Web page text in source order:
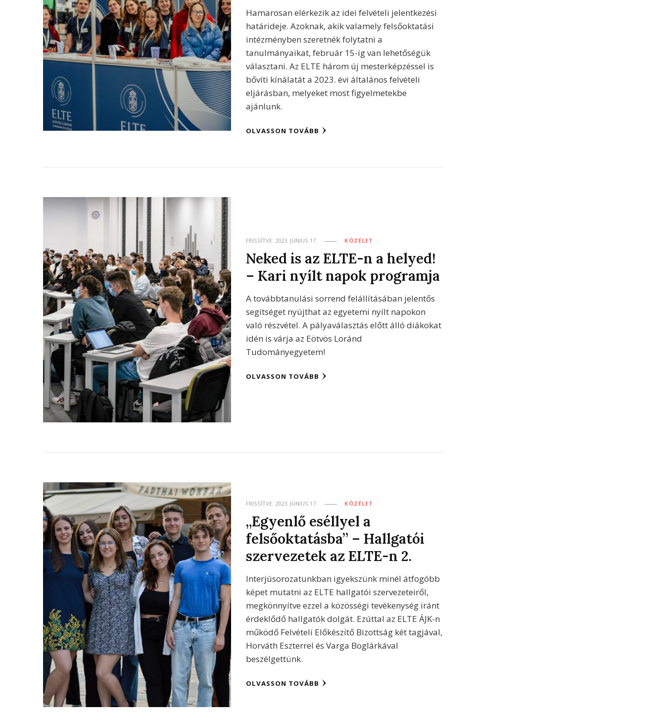
Hamarosan elérkezik az idei felvételi jelentkezési
határideje. Azoknak, akik valamely felsőoktatási
intézményben szeretnék folytatni a
tanulmányaikat, február 15-ig van lehetőségük
választani. Az ELTE három új mesterképzéssel is
bővíti kínálatát a 2023. évi általános felvételi
eljárásban, melyeket most figyelmetekbe
ajánlunk.
OLVASSON TOVÁBB
FRISSÍTVE: 2023. JÚNIUS 17. KÖZÉLET
Neked is az ELTE-n a helyed!
– Kari nyílt napok programja
A továbbtanulási sorrend felállításában jelentős
segítséget nyújthat az egyetemi nyílt napokon
való részvétel. A pályaválasztás előtt álló diákokat
idén is várja az Eötvös Loránd
Tudományegyetem!
OLVASSON TOVÁBB
FRISSÍTVE: 2023. JÚNIUS 17. KÖZÉLET
„Egyenlő eséllyel a
felsőoktatásba” – Hallgatói
szervezetek az ELTE-n 2.
Interjúsorozatunkban igyekszünk minél átfogóbb
képet mutatni az ELTE hallgatói szervezeteiről,
megkönnyítve ezzel a közösségi tevékenység iránt
érdeklődő hallgatók dolgát. Ezúttal az ELTE ÁJK-n
működő Felvételi Előkészítő Bizottság két tagjával,
Horváth Eszterrel és Varga Boglárkával
beszélgettünk.
OLVASSON TOVÁBB